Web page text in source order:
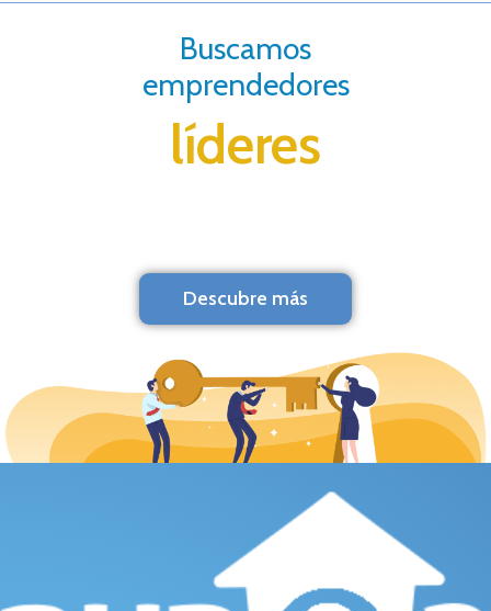
Buscamos
emprendedores
líderes
Descubre más